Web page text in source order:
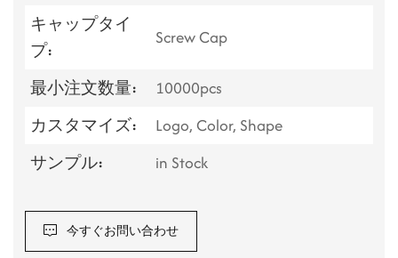
キャップタイ
プ:
Screw Cap
最小注文数量:
10000pcs
カスタマイズ:
Logo, Color, Shape
サンプル:
in Stock
今すぐお問い合わせ